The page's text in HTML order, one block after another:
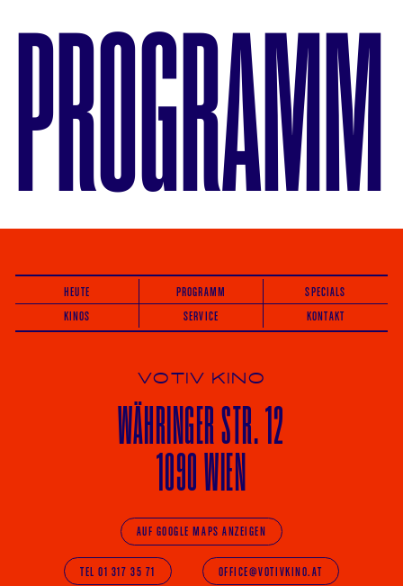
PROGRAMM
HEUTE PROGRAMM
SPECIALS
KINOS
SERVICE KONTAKT
VOTIV KINO
WÄHRINGERSTR. 12
1090 WIEN
AUF GOOGLE MAPS ANZEIGEN
TEL 01 317 35 71 OFFICE@VOTIVKINO.AT